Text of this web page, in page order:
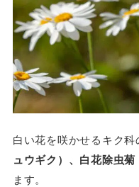
白い花を咲かせるキク
ュウギク）、白花除虫菊
ます。